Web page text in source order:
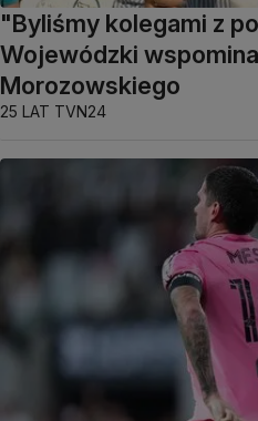
"Byliśmy kolegami z
Wojewódzki
Morozowskiego
25 LAT TVN24